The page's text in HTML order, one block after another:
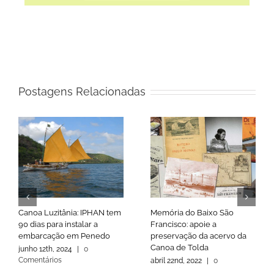
Postagens Relacionadas
Canoa Luzitânia: IPHAN tem
90 dias para instalar a
embarcação em Penedo
junho 12th, 2024
0
Comentários
Memória do Baixo São
Francisco: apoie a
preservação da acervo da
Canoa de Tolda
abril 22nd, 2022
0